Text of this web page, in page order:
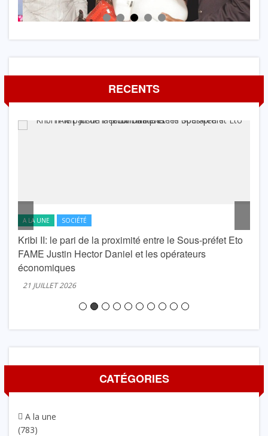
RECENTS
A LA UNE SOCIÉTÉ
Kribi II: le pari de la proximité entre le Sous-préfet Eto
FAME Justin Hector Daniel et les opérateurs
économiques
21 JUILLET 2026
CATÉGORIES
A la une
(783)